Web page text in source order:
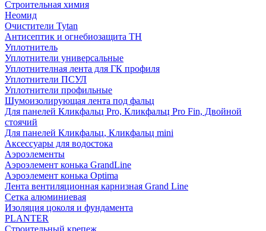
Строительная химия
Неомид
Очистители Tytan
Антисептик и огнебиозащита ТН
Уплотнитель
Уплотнители универсальные
Уплотнителная лента для ГК профиля
Уплотнители ПСУЛ
Уплотнители профильные
Шумоизолирующая лента под фальц
Для панелей Кликфальц Pro, Кликфальц Pro Fin, Двойной
стоячий
Для панелей Кликфальц, Кликфальц mini
Аксессуары для водостока
Аэроэлементы
Аэроэлемент конька GrandLine
Аэроэлемент конька Optima
Лента вентиляционная карнизная Grand Line
Сетка алюминиевая
Изоляция цоколя и фундамента
PLANTER
Строительный крепеж